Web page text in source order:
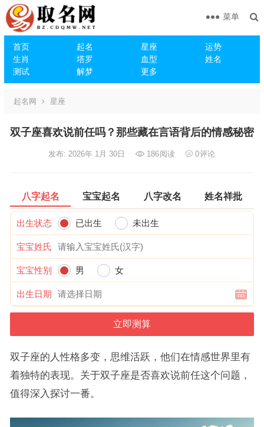
首页 起名 星座
运势
生肖
塔罗 血型
姓名
测试
解梦 更多
菜单
起名网 星座
双子座喜欢说前任吗？那些藏在言语背后的情感秘密
发布: 2026年 1月 30日 186阅读 0评论
八字起名 宝宝起名 八字改名 姓名祥批
出生状态 已出生 未出生
宝宝姓氏
宝宝性别 男 女
出生日期
双子座的人性格多变，思维活跃，他们在情感世界里有
着独特的表现。关于双子座是否喜欢说前任这个问题，
值得深入探讨一番。